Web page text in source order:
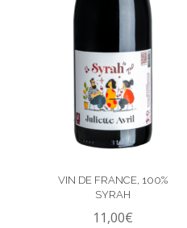
VIN DE FRANCE, 100%
SYRAH
11,00€